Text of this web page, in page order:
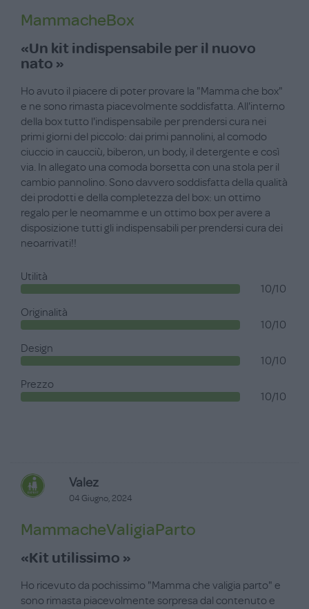
MammacheBox
«Un kit indispensabile per il nuovo
nato »
Ho avuto il piacere di poter provare la "Mamma che box"
e ne sono rimasta piacevolmente soddisfatta. All'interno
della box tutto l'indispensabile per prendersi cura nei
primi giorni del piccolo: dai primi pannolini, al comodo
ciuccio in caucciù, biberon, un body, il detergente e così
via. In allegato una comoda borsetta con una stola per il
cambio pannolino. Sono davvero soddisfatta della qualità
dei prodotti e della completezza del box: un ottimo
regalo per le neomamme e un ottimo box per avere a
disposizione tutti gli indispensabili per prendersi cura dei
neoarrivati!!
Utilità
10/10
Originalità
10/10
Design
10/10
Prezzo
10/10
Valez
04 Giugno, 2024
MammacheValigiaParto
«Kit utilissimo »
Ho ricevuto da pochissimo "Mamma che valigia parto" e
sono rimasta piacevolmente sorpresa dal contenuto e